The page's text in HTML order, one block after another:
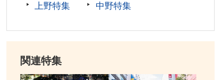
上野特集
中野特集
関連特集